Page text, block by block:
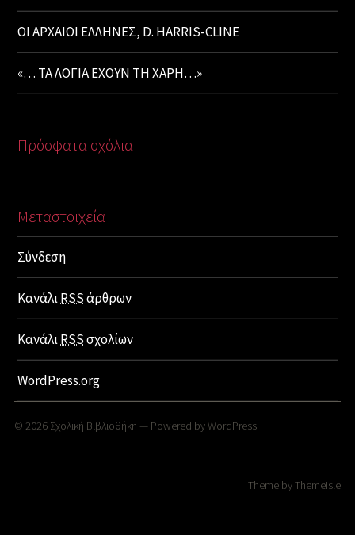
ΟΙ ΑΡΧΑΙΟΙ ΕΛΛΗΝΕΣ, D. HARRIS-CLINE
«… ΤΑ ΛΟΓΙΑ ΕΧΟΥΝ ΤΗ ΧΑΡΗ…»
Πρόσφατα σχόλια
Μεταστοιχεία
Σύνδεση
ΚανάλιRSSάρθρων
ΚανάλιRSSσχολίων
WordPress.org
© 2026 Σχολική Βιβλιοθήκη — Powered byWordPress
Theme byThemeIsle